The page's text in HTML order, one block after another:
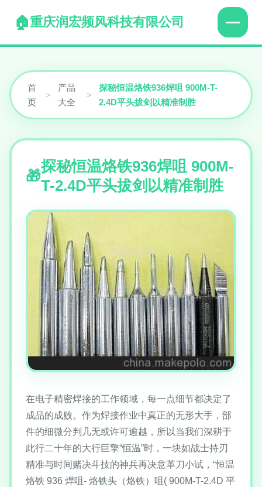
重庆润宏频风科技有限公司
首
页
>
产品
大全
>
探秘恒温烙铁936焊咀 900M-T-
2.4D平头拔剑以精准制胜
探秘恒温烙铁936焊咀 900M-
T-2.4D平头拔剑以精准制胜
在电子精密焊接的工作领域，每一点细节都决定了
成品的成败。作为焊接作业中真正的无形大手，部
件的细微分判几无或许可逾越，所以当我们深耕于
此行二十年的大行巨擎“恒温”时，一块如战士持刃
精准与时间赌决斗技的神兵再决意革刀小试，“恒温
烙铁 936 焊咀- 烙铁头（烙铁）咀( 900M-T-2.4D 平